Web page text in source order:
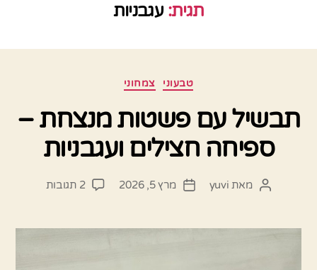
תגית: עגבניות
קטגוריות טבעוני צמחוני
תבשיל עם פשטות מנצחת –
ספיחה חצילים ועגבניות
המחבר
מאת yuvi
תאריך
מרץ 5, 2026 2 תגובות
על
פשטות